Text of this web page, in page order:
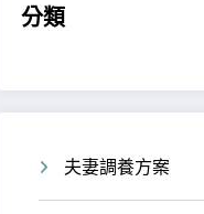
分類
夫妻調養方案